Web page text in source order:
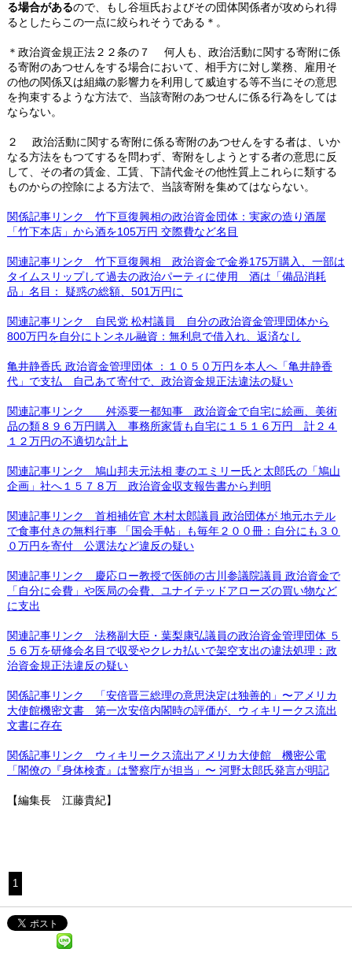
る場合があるので、もし谷垣氏およびその団体関係者が攻められ得
るとしたらこの一点に絞られそうである＊。
＊政治資金規正法２２条の７ 何人も、政治活動に関する寄附に係
る寄附のあつせんをする場合において、相手方に対し業務、雇用そ
の他の関係又は組織の影響力を利用して威迫する等不当にその意思
を拘束するような方法で、当該寄附のあつせんに係る行為をしては
ならない。
２ 政治活動に関する寄附に係る寄附のあつせんをする者は、いか
なる方法をもつてするを問わず、寄附をしようとする者の意思に反
して、その者の賃金、工賃、下請代金その他性質上これらに類する
ものからの控除による方法で、当該寄附を集めてはならない。
関係記事リンク 竹下亘復興相の政治資金団体：実家の造り酒屋
「竹下本店」から酒を105万円 交際費など名目
関連記事リンク 竹下亘復興相 政治資金で金券175万購入、一部は
タイムスリップして過去の政治パーティに使用 酒は「備品消耗
品」名目： 疑惑の総額、501万円に
関連記事リンク 自民党 松村議員 自分の政治資金管理団体から
800万円を自分にトンネル融資：無利息で借入れ、返済なし
亀井静香氏 政治資金管理団体 ：１０５０万円を本人へ「亀井静香
代」で支払 自己あて寄付で、政治資金規正法違法の疑い
関連記事リンク 舛添要一都知事 政治資金で自宅に絵画、美術
品の類８９６万円購入 事務所家賃も自宅に１５１６万円 計２４
１２万円の不適切な計上
関連記事リンク 鳩山邦夫元法相 妻のエミリー氏と太郎氏の「鳩山
企画」社へ１５７８万 政治資金収支報告書から判明
関連記事リンク 首相補佐官 木村太郎議員 政治団体が 地元ホテル
で食事付きの無料行事 「国会手帖」も毎年２００冊：自分にも３０
０万円を寄付 公選法など違反の疑い
関連記事リンク 慶応ロー教授で医師の古川参議院議員 政治資金で
「自分に会費」や医局の会費、ユナイテッドアローズの買い物など
に支出
関連記事リンク 法務副大臣・葉梨康弘議員の政治資金管理団体 ５
５６万を研修会名目で収受やクレカ払いで架空支出の違法処理：政
治資金規正法違反の疑い
関係記事リンク 「安倍晋三総理の意思決定は独善的」〜アメリカ
大使館機密文書 第一次安倍内閣時の評価が、ウィキリークス流出
文書に存在
関係記事リンク ウィキリークス流出アメリカ大使館 機密公電
「閣僚の『身体検査』は警察庁が担当」〜 河野太郎氏発言が明記
【編集長 江藤貴紀】
1